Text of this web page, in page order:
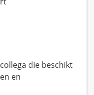
die beschikt
en